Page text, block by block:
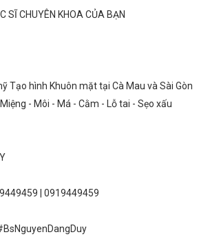
SĨ CHUYÊN KHOA CỦA BẠN
Tạo hình Khuôn mặt tại Cà Mau và Sài Gòn
- Môi - Má - Cằm - Lỗ tai - Sẹo xấu
| 0919449459